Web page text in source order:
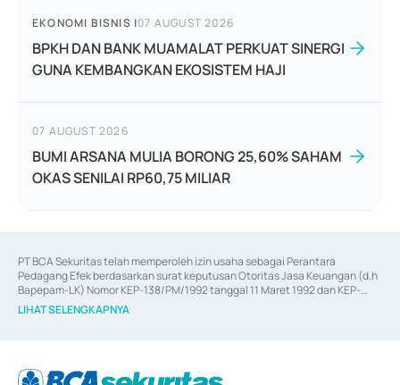
EKONOMI BISNIS |07 AUGUST 2026
BPKH DAN BANK MUAMALAT PERKUAT SINERGI
GUNA KEMBANGKAN EKOSISTEM HAJI
07 AUGUST 2026
BUMI ARSANA MULIA BORONG 25,60% SAHAM
OKAS SENILAI RP60,75 MILIAR
PT BCA Sekuritas telah memperoleh izin usaha sebagai Perantara
Pedagang Efek berdasarkan surat keputusan Otoritas Jasa Keuangan (d.h
Bapepam-LK) Nomor KEP-138/PM/1992 tanggal 11 Maret 1992 dan KEP-
06/D.04/2014 tanggal 28 Februari 2014, izin usaha sebagai Penjamin Emisi
Efek berdasarkan surat keputusan Otoritas Jasa Keuangan Nomor KEP-
berdasarkan surat keputusan Otoritas Jasa Keuangan Nomor S-
LIHAT SELENGKAPNYA